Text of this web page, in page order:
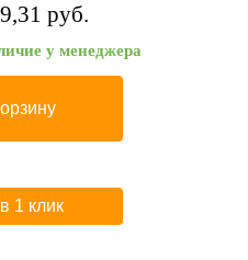
pуб.
у менеджера
1 клик